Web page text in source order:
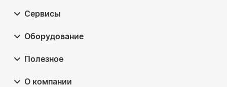
Сервисы
Оборудование
Полезное
О компании